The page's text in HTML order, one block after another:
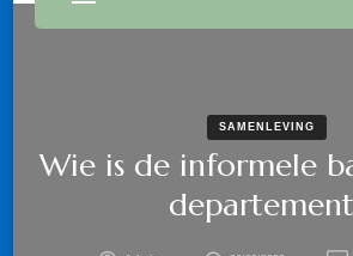
SAMENLEVING
Wie is de informele